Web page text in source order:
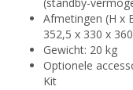
(standby-
Afmetingen (H x
352,5 x 330 x
Gewicht: 20 kg
Optionele
Kit